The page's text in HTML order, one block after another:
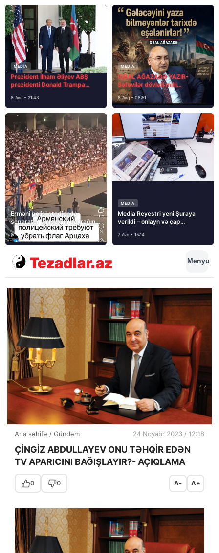
MEDİA
Prezident İlham Əliyev ABŞ
prezidenti Donald Trampa
8 Avq • 21:43
MEDİA
İQBAL AĞAZADƏ YAZIR-
Səfəvilər dövləti milli
dövlətdirmi?
8 Avq • 08:51
Erməni polisi stadionda
separatçı “Artsax”ın bayrağını
müsadirə etdi və…
8 Avq • 08:39
MEDİA
Media Reyestri yeni Şuraya
verildi – onlayn və çap
7 Avq • 15:14
Menyu
Ana səhifə / Gündəm 24 Noyabr 2023 / 12:18
ÇİNGİZ ABDULLAYEV ONU TƏHQİR EDƏN
TV APARICINI BAĞIŞLAYIR?- AÇIQLAMA
0 0 A- A+